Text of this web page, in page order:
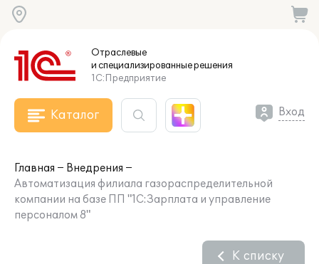
Отраслевые
и специализированныерешения
1С:Предприятие
Каталог Вход
Главная
Внедрения
Автоматизация филиала газораспределительной
компании на базе ПП "1С:Зарплата и управление
персоналом 8"
К списку